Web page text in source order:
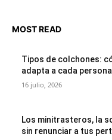
MOST READ
Tipos de colchones:
adapta a cada persona
16 julio, 2026
Los minitrasteros, la
sin renunciar a tus